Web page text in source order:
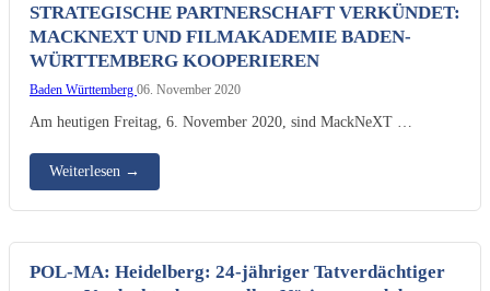
STRATEGISCHE PARTNERSCHAFT VERKÜNDET:
MACKNEXT UND FILMAKADEMIE BADEN-
WÜRTTEMBERG KOOPERIEREN
Baden Württemberg 06. November 2020
Am heutigen Freitag, 6. November 2020, sind MackNeXT …
Weiterlesen →
POL-MA: Heidelberg: 24-jähriger Tatverdächtiger